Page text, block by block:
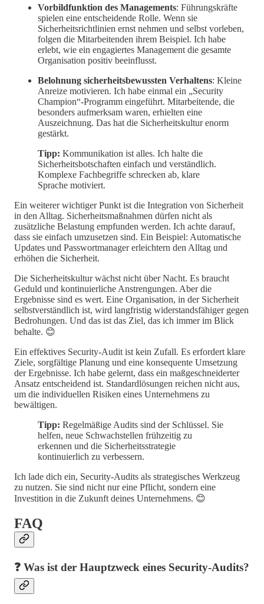
Vorbildfunktion des Managements: Führungskräfte
spielen eine entscheidende Rolle. Wenn sie
Sicherheitsrichtlinien ernst nehmen und selbst vorleben,
folgen die Mitarbeitenden ihrem Beispiel. Ich habe
erlebt, wie ein engagiertes Management die gesamte
Organisation positiv beeinflusst.
Belohnung sicherheitsbewussten Verhaltens: Kleine
Anreize motivieren. Ich habe einmal ein „Security
Champion“-Programm eingeführt. Mitarbeitende, die
besonders aufmerksam waren, erhielten eine
Auszeichnung. Das hat die Sicherheitskultur enorm
gestärkt.
Tipp: Kommunikation ist alles. Ich halte die
Sicherheitsbotschaften einfach und verständlich.
Komplexe Fachbegriffe schrecken ab, klare
Sprache motiviert.
Ein weiterer wichtiger Punkt ist die Integration von Sicherheit
in den Alltag. Sicherheitsmaßnahmen dürfen nicht als
zusätzliche Belastung empfunden werden. Ich achte darauf,
dass sie einfach umzusetzen sind. Ein Beispiel: Automatische
Updates und Passwortmanager erleichtern den Alltag und
erhöhen die Sicherheit.
Die Sicherheitskultur wächst nicht über Nacht. Es braucht
Geduld und kontinuierliche Anstrengungen. Aber die
Ergebnisse sind es wert. Eine Organisation, in der Sicherheit
selbstverständlich ist, wird langfristig widerstandsfähiger gegen
Bedrohungen. Und das ist das Ziel, das ich immer im Blick
behalte. 😊
Ein effektives Security-Audit ist kein Zufall. Es erfordert klare
Ziele, sorgfältige Planung und eine konsequente Umsetzung
der Ergebnisse. Ich habe gelernt, dass ein maßgeschneiderter
Ansatz entscheidend ist. Standardlösungen reichen nicht aus,
um die individuellen Risiken eines Unternehmens zu
bewältigen.
Tipp: Regelmäßige Audits sind der Schlüssel. Sie
helfen, neue Schwachstellen frühzeitig zu
erkennen und die Sicherheitsstrategie
kontinuierlich zu verbessern.
Ich lade dich ein, Security-Audits als strategisches Werkzeug
zu nutzen. Sie sind nicht nur eine Pflicht, sondern eine
Investition in die Zukunft deines Unternehmens. 😊
FAQ
❓ Was ist der Hauptzweck eines Security-Audits?